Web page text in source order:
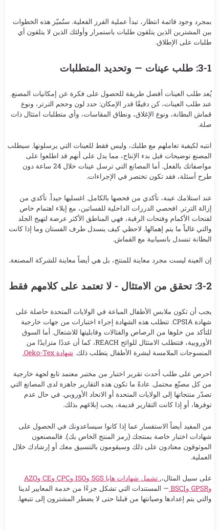
بمجرد وجود قائمة انتظار، تبدأ عملية الفرز الفعلية. ستُميّز هذه الخطوات
بين المشترين الذين يتلقون طلبات باستمرار وأولئك الذين لا يتلقون أي
طلبات على الإطلاق.
3-1: طلب عينات — وتحديد المتطلبات
يُعد طلب العينات أفضل طريقة للحصول على فكرة عن إمكانيات المصنع.
عند طلب العينات، كن دقيقًا قدر الإمكان: حدد لون وحجم الترتر، ونوع
قماش البطانة، ونوع الإغلاق، ونطاق المقاسات، وأي متطلبات امتثال ذات
صلة.
انتبه لكيفية تعاملهم مع طلبك، وليس فقط للعينات التي يرسلونها. سيطلب
المصنع توضيحات قبل بدء الإنتاج، مما يدل على أنهم قد اطلعوا على
مواصفاتك بالفعل. أما المصانع التي ترسل عينات خلال 24 ساعة دون
طرح أسئلة، فقد تكون تختصر في الإجراءات.
عند استلامك عينة، تأكدي من فحصها بالكامل. اغسليها جيداً. تأكدي من
إزالة الترتر. افحصي الدرزات الداخلية للفساتين، مع إيلاء اهتمام خاص
لفتحات الأكمام وفتحات الرقبة، فهي المناطق الأكثر عرضة لتهيج الجلد
والتي غالباً ما يتم إهمالها. لاحظي كيف ينسدل طرف الفستان وما إذا كانت
البطانة تنسدل بانسيابية مع القماش.
إن العينة ليست مجرد معاينة للمنتج، بل هي أيضاً معاينة للشركة المصنعة.
3-2: تحقق من الامتثال - لا تعتمد على كلامهم فقط
يجب أن تكون ملابس الأطفال المباعة في الولايات المتحدة حاصلة على
شهادة CPSIA. تتطلب هذه الشهادة إجراء اختبارات من جهات خارجية
للتأكد من خلوها من الرصاص والفثالات وقابليتها للاشتعال. أما السوق
الأوروبية، فتتطلب الامتثال للوائح REACH، كما أن عددًا متزايدًا من
المنسوجات الملامسة لبشرة الأطفال يتطلب ذلك. شهادة Oeko-Tex.
احرص على طلب أحدث تقرير اختبار من مختبر معتمد تابع لجهة خارجية
من كل مصنّع محتمل. عادةً ما تكون هذه التقارير جاهزة لدى المصانع التي
تصدّر منتجاتها إلى الولايات المتحدة أو الاتحاد الأوروبي. في حال عدم
توفرها، أو إذا كانت التقارير قديمة، يجب إبلاغهم بذلك.
من المفيد أيضاً الاستفسار عما إذا كانوا سيساعدونك في الحصول على
شهادات اختبار خاصة بمنتجك (رمز المنتج الخاص بك). فالمصنعون
الموثوقون معتادون على ذلك وسيقومون بالتنسيق معك أو إرشادك خلال
العملية.
على سبيل المثال،,
تشمل شهادات هابا SGS وISO وCPC وCE وAZO
وGPSR وBSCI
— المستندات التي تشكل جزءًا من خدمة المعايير لدينا
والتي يتم إعدادها وصيانتها من قبلنا حتى لا يضطر المشترون إلى تتبعها.